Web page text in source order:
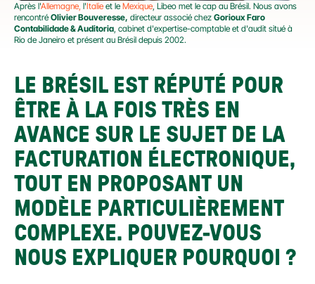
Après l'Allemagne, l'Italie et le Mexique, Libeo met le cap au Brésil. Nous avons
rencontré Olivier Bouveresse, directeur associé chez Gorioux Faro
Contabilidade & Auditoria, cabinet d'expertise-comptable et d'audit situé à
Rio de Janeiro et présent au Brésil depuis 2002.
LE BRÉSIL EST RÉPUTÉ POUR
ÊTRE À LA FOIS TRÈS EN
AVANCE SUR LE SUJET DE LA
FACTURATION ÉLECTRONIQUE,
TOUT EN PROPOSANT UN
MODÈLE PARTICULIÈREMENT
COMPLEXE. POUVEZ-VOUS
NOUS EXPLIQUER POURQUOI ?